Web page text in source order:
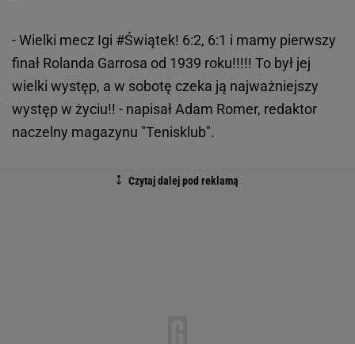
- Wielki mecz Igi #Świątek! 6:2, 6:1 i mamy pierwszy
finał Rolanda Garrosa od 1939 roku!!!!! To był jej
wielki występ, a w sobotę czeka ją najważniejszy
występ w życiu!! - napisał Adam Romer, redaktor
naczelny magazynu "Tenisklub".